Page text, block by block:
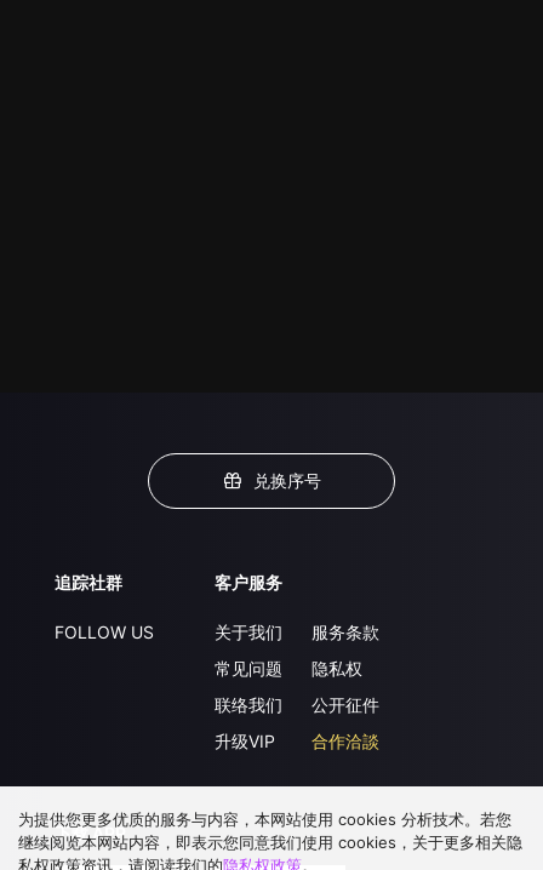
兑换序号
追踪社群
FOLLOW US
客户服务
关于我们
常见问题
联络我们
升级VIP
服务条款
隐私权
公开征件
合作洽談
下载 APP
为提供您更多优质的服务与内容，本网站使用 cookies 分析技术。若您
继续阅览本网站内容，即表示您同意我们使用 cookies，关于更多相关隐
私权政策资讯，请阅读我们的隐私权政策。